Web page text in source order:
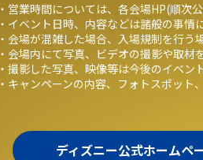
・営業時間については、各会場HP(順次
・イベント日時、内容などは諸般の事
・会場が混雑した場合、入場規制を行う
・会場内にて写真、ビデオの撮影や取材
・撮影した写真、映像等は今後のイベ
・キャンペーンの内容、フォトスポッ
ディズニー公式ホームペ